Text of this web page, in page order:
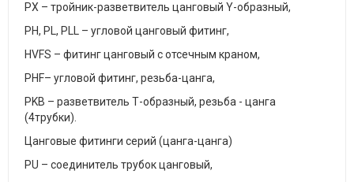
PX – тройник-разветвитель цанговый Y-образный,
PH, PL, PLL – угловой цанговый фитинг,
HVFS – фитинг цанговый с отсечным краном,
PHF– угловой фитинг, резьба-цанга,
PKB – разветвитель Т-образный, резьба - цанга
(4трубки).
Цанговые фитинги серий (цанга-цанга)
PU – соединитель трубок цанговый,